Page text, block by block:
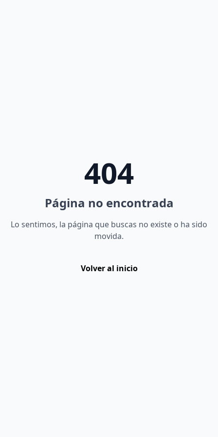
404
Página no encontrada
Lo sentimos, la página que buscas no existe o ha sido
movida.
Volver al inicio